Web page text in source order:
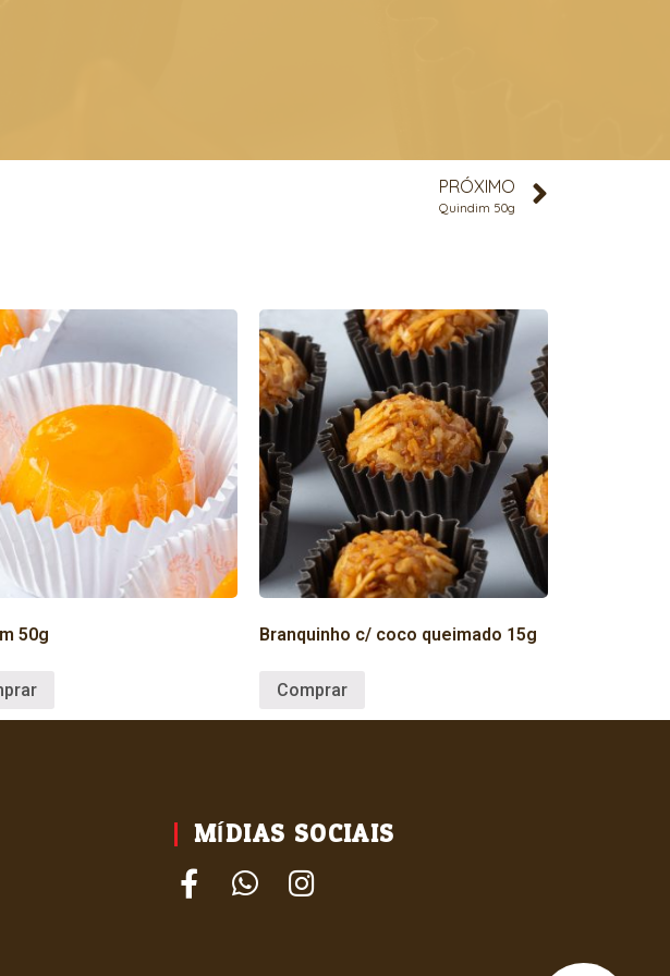
PRÓXIMO
Quindim 50g
50g Branquinho c/ coco queimado 15g
Comprar
MÍDIAS SOCIAIS